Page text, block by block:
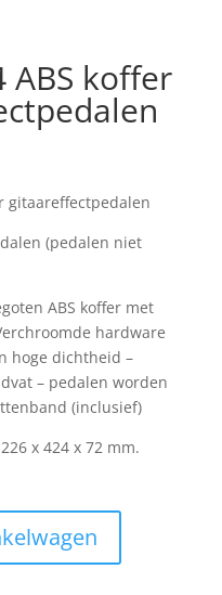
ABS koffer
gitaareffectpedalen
(pedalen niet
ABS koffer met
hardware
hoge dichtheid –
– pedalen worden
(inclusief)
x 424 x 72 mm.